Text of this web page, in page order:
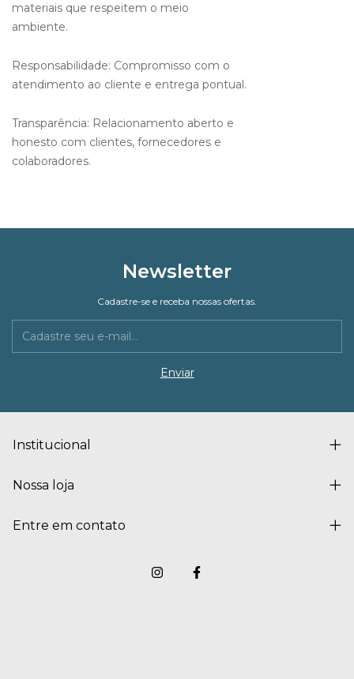
materiais que respeitem o meio
ambiente.
Responsabilidade: Compromisso com o
atendimento ao cliente e entrega pontual.
Transparência: Relacionamento aberto e
honesto com clientes, fornecedores e
colaboradores.
Newsletter
Cadastre-se e receba nossas ofertas.
Institucional
Nossa loja
Entre em contato